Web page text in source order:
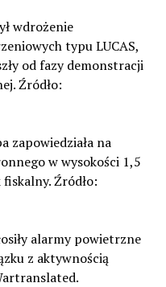
wdrożenie
typu LUCAS,
od fazy demonstracji
Źródło:
zapowiedziała na
w wysokości 1,5
Źródło:
alarmy powietrzne
z aktywnością